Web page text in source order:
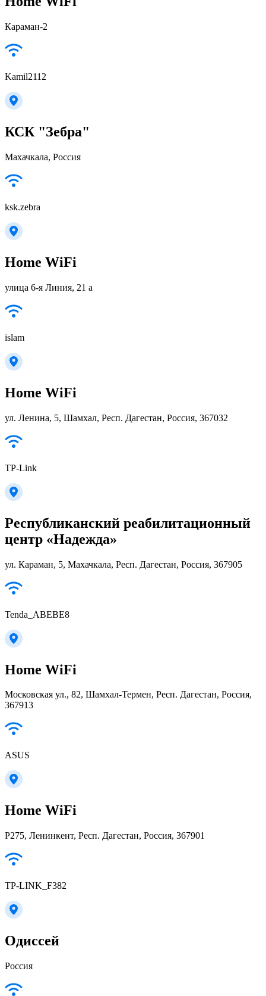
Караман-2
Kamil2112
КСК "Зебра"
Махачкала, Россия
ksk.zebra
Home WiFi
улица 6-я Линия, 21 а
islam
Home WiFi
ул. Ленина, 5, Шамхал, Респ. Дагестан, Россия, 367032
TP-Link
Республиканский реабилитационный
центр «Надежда»
ул. Караман, 5, Махачкала, Респ. Дагестан, Россия, 367905
Tenda_ABEBE8
Home WiFi
Московская ул., 82, Шамхал-Термен, Респ. Дагестан, Россия,
367913
ASUS
Home WiFi
Р275, Ленинкент, Респ. Дагестан, Россия, 367901
TP-LINK_F382
Одиссей
Россия